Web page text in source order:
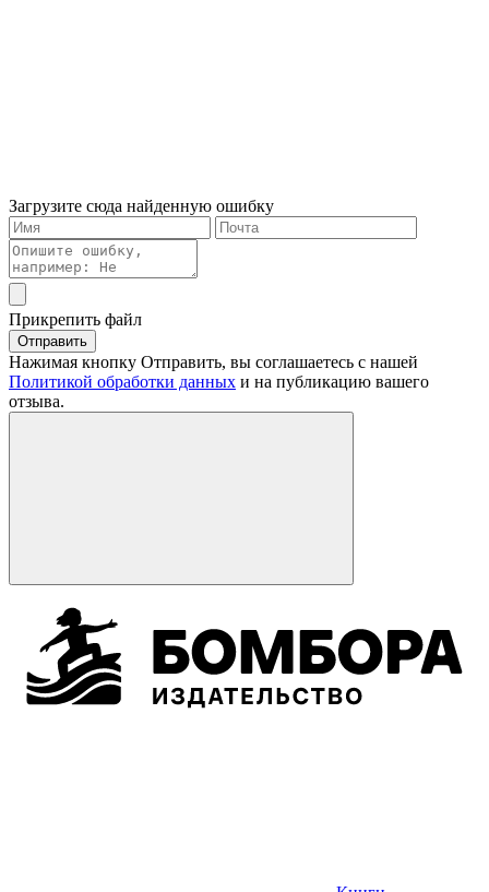
Загрузите сюда найденную ошибку
Прикрепить файл
Отправить
Нажимая кнопку Отправить, вы соглашаетесь с нашей
Политикой обработки данных и на публикацию вашего
отзыва.